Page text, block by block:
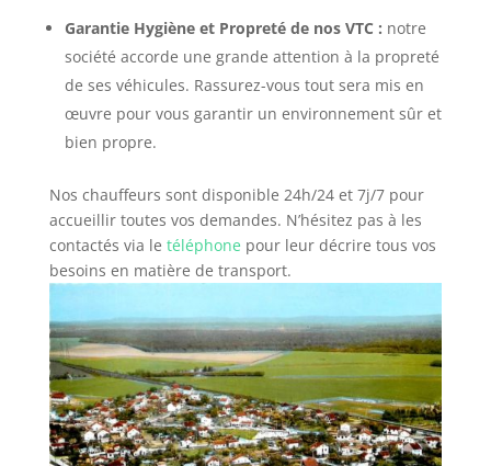
Garantie Hygiène et Propreté de nos VTC : notre
société accorde une grande attention à la propreté
de ses véhicules. Rassurez-vous tout sera mis en
œuvre pour vous garantir un environnement sûr et
bien propre.
Nos chauffeurs sont disponible 24h/24 et 7j/7 pour
accueillir toutes vos demandes. N’hésitez pas à les
contactés via le téléphone pour leur décrire tous vos
besoins en matière de transport.